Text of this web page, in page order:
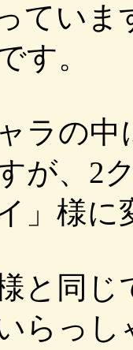
てい
す。
ラの
が、2
」様
と同じ
らっし